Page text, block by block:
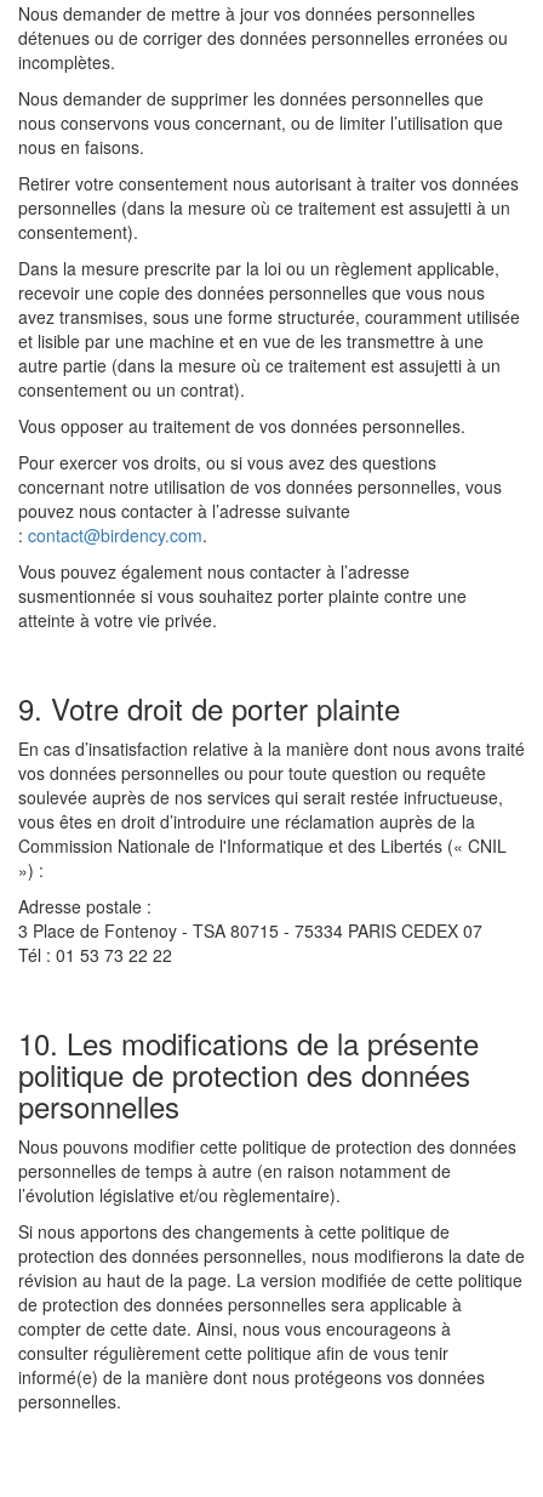
Nous demander de mettre à jour vos données personnelles
détenues ou de corriger des données personnelles erronées ou
incomplètes.
Nous demander de supprimer les données personnelles que
nous conservons vous concernant, ou de limiter l’utilisation que
nous en faisons.
Retirer votre consentement nous autorisant à traiter vos données
personnelles (dans la mesure où ce traitement est assujetti à un
consentement).
Dans la mesure prescrite par la loi ou un règlement applicable,
recevoir une copie des données personnelles que vous nous
avez transmises, sous une forme structurée, couramment utilisée
et lisible par une machine et en vue de les transmettre à une
autre partie (dans la mesure où ce traitement est assujetti à un
consentement ou un contrat).
Vous opposer au traitement de vos données personnelles.
Pour exercer vos droits, ou si vous avez des questions
concernant notre utilisation de vos données personnelles, vous
pouvez nous contacter à l’adresse suivante
: contact@birdency.com.
Vous pouvez également nous contacter à l’adresse
susmentionnée si vous souhaitez porter plainte contre une
atteinte à votre vie privée.
9. Votre droit de porter plainte
En cas d’insatisfaction relative à la manière dont nous avons traité
vos données personnelles ou pour toute question ou requête
soulevée auprès de nos services qui serait restée infructueuse,
vous êtes en droit d’introduire une réclamation auprès de la
Commission Nationale de l'Informatique et des Libertés (« CNIL
») :
Adresse postale :
3 Place de Fontenoy - TSA 80715 - 75334 PARIS CEDEX 07
Tél : 01 53 73 22 22
10. Les modifications de la présente
politique de protection des données
personnelles
Nous pouvons modifier cette politique de protection des données
personnelles de temps à autre (en raison notamment de
l’évolution législative et/ou règlementaire).
Si nous apportons des changements à cette politique de
protection des données personnelles, nous modifierons la date de
révision au haut de la page. La version modifiée de cette politique
de protection des données personnelles sera applicable à
compter de cette date. Ainsi, nous vous encourageons à
consulter régulièrement cette politique afin de vous tenir
informé(e) de la manière dont nous protégeons vos données
personnelles.